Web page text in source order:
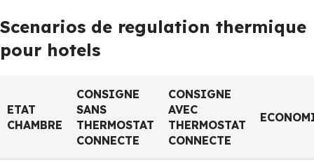
Scenarios de regulation thermique
pour hotels
ETAT
CHAMBRE
CONSIGNE
SANS
THERMOSTAT
CONNECTE
CONSIGNE
AVEC
THERMOSTAT
CONNECTE